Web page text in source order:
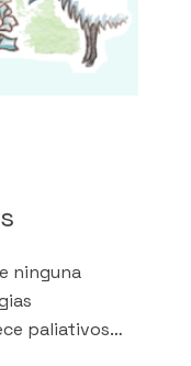
ninguna
paliativos